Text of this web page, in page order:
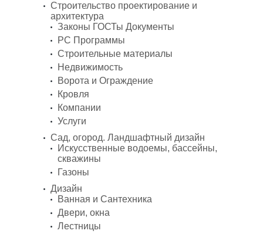
Строительство проектирование и
архитектура
Законы ГОСТы Документы
PC Программы
Строительные материалы
Недвижимость
Ворота и Ограждение
Кровля
Компании
Услуги
Сад, огород. Ландшафтный дизайн
Искусственные водоемы, бассейны,
скважины
Газоны
Дизайн
Ванная и Сантехника
Двери, окна
Лестницы